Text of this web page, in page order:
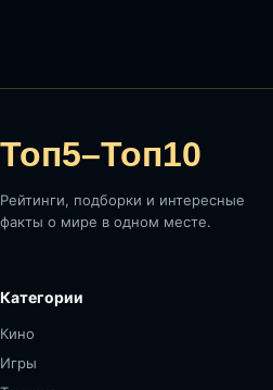
Топ5–Топ10
Рейтинги, подборки и интересные
факты о мире в одном месте.
Категории
Кино
Игры